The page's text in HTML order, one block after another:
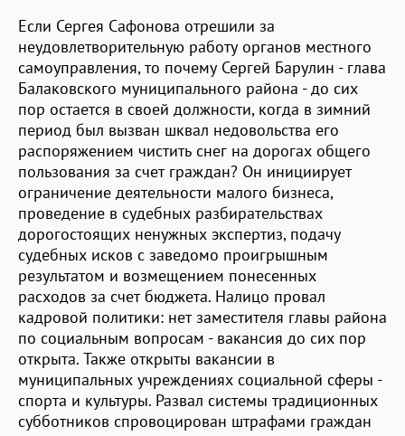
Если Сергея Сафонова отрешили за
неудовлетворительную работу органов местного
самоуправления, то почему Сергей Барулин - глава
Балаковского муниципального района - до сих
пор остается в своей должности, когда в зимний
период был вызван шквал недовольства его
распоряжением чистить снег на дорогах общего
пользования за счет граждан? Он инициирует
ограничение деятельности малого бизнеса,
проведение в судебных разбирательствах
дорогостоящих ненужных экспертиз, подачу
судебных исков с заведомо проигрышным
результатом и возмещением понесенных
расходов за счет бюджета. Налицо провал
кадровой политики: нет заместителя главы района
по социальным вопросам - вакансия до сих пор
открыта. Также открыты вакансии в
муниципальных учреждениях социальной сферы -
спорта и культуры. Развал системы традиционных
субботников спровоцирован штрафами граждан